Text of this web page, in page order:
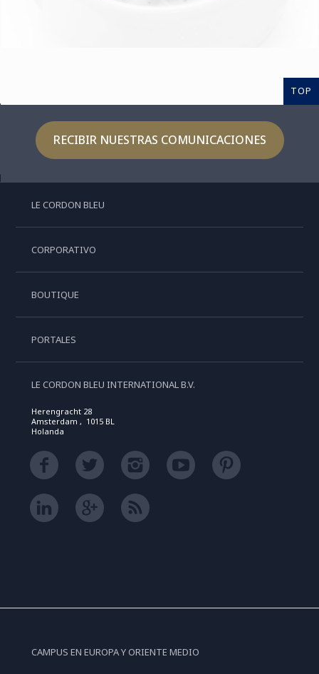
TOP
RECIBIR NUESTRAS COMUNICACIONES
LE CORDON BLEU
CORPORATIVO
BOUTIQUE
PORTALES
LE CORDON BLEU INTERNATIONAL B.V.
Herengracht 28
Amsterdam , 1015 BL
Holanda
CAMPUS EN EUROPA Y ORIENTE MEDIO